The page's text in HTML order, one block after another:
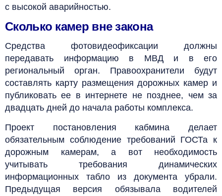
с высокой аварийностью.
Сколько камер вне закона
Средства фотовидеофиксации должны
передавать информацию в МВД и в его
региональный орган. Правоохранители будут
составлять карту размещения дорожных камер и
публиковать ее в интернете не позднее, чем за
двадцать дней до начала работы комплекса.
Проект постановления кабмина делает
обязательным соблюдение требований ГОСТа к
дорожным камерам, а вот необходимость
учитывать требования динамических
информационных табло из документа убрали.
Предыдущая версия обязывала водителей